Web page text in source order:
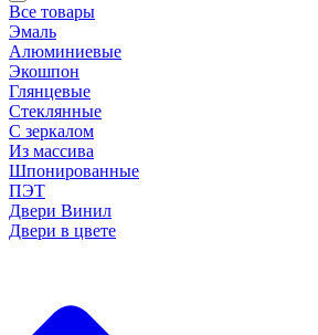
Все товары
Эмаль
Алюминиевые
Экошпон
Глянцевые
Стеклянные
С зеркалом
Из массива
Шпонированные
ПЭТ
Двери Винил
Двери в цвете